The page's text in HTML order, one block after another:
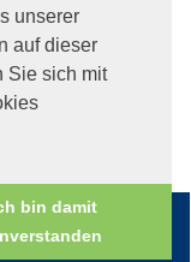
unserer
auf dieser
Sie sich mit
bin damit
bezüglich Ihrer
sowie den
TeamViewerQS_de.zip